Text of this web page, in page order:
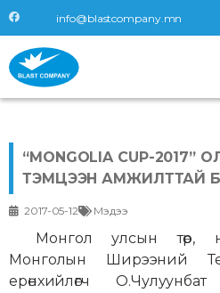
info@blastcompany.mn
“MONGOLIA CUP-2017”
ТЭМЦЭЭН АМЖИЛТТАЙ
2017-05-12 Мэдээ
Монгол улсын төр,
Монголын Ширээний
ерөнхийлөгч